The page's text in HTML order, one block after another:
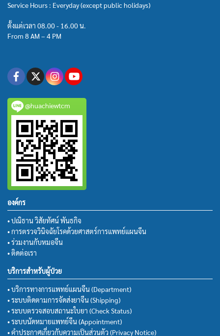
Service Hours : Everyday (except public holidays)
ตั้งแต่เวลา 08.00 - 16.00 น.
From 8 AM – 4 PM
@huachiewtcm
องค์กร
• ปณิธาน วิสัยทัศน์ พันธกิจ
• การตรวจวินิจฉัยโรคด้วยศาสตร์การแพทย์แผนจีน
• ร่วมงานกับหมอจีน
• ติดต่อเรา
บริการสำหรับผู้ป่วย
• บริการทางการแพทย์แผนจีน (Department)
• ระบบติดตามการจัดส่งยาจีน (Shipping)
• ระบบตรวจสอบสถานะใบยา (Check Status)
• ระบบนัดหมายแพทย์จีน (Appointment)
• คำประกาศเกี่ยวกับความเป็นส่วนตัว (Privacy Notice)